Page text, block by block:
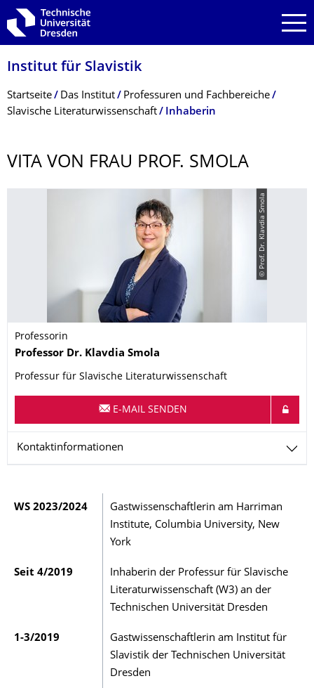
Zur Hauptnavigation springen
Zur Suche springen
Zum Inhalt springen
Institut für Slavistik
Breadcrumb-Menü
Startseite Das Institut
Professuren und Fachbereiche
Slavische Literaturwissenschaft
Inhaberin
VITA VON FRAU PROF. SMOLA
© Prof. Dr. Klavdia Smola
Professorin
Name
Professor Dr. Klavdia Smola
Professur für Slavische Literaturwissenschaft
E-MAIL SENDEN
Kontaktinformationen
WS 2023/2024
Gastwissenschaftlerin am Harriman
Institute, Columbia University, New
York
Seit 4/2019
Inhaberin der Professur für Slavische
Literaturwissenschaft (W3) an der
Technischen Universität Dresden
1-3/2019
Gastwissenschaftlerin am Institut für
Slavistik der Technischen Universität
Dresden